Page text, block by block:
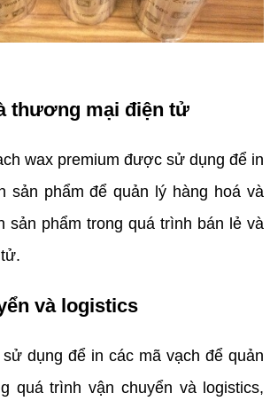
thương mại điện tử
wax premium được sử dụng để in
sản phẩm để quản lý hàng hoá và
sản phẩm trong quá trình bán lẻ và
và logistics
dụng để in các mã vạch để quản
quá trình vận chuyển và logistics,